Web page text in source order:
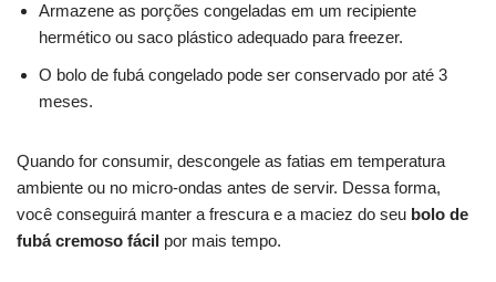
Armazene as porções congeladas em um recipiente
hermético ou saco plástico adequado para freezer.
O bolo de fubá congelado pode ser conservado por até 3
meses.
Quando for consumir, descongele as fatias em temperatura
ambiente ou no micro-ondas antes de servir. Dessa forma,
você conseguirá manter a frescura e a maciez do seu bolo de
fubá cremoso fácil por mais tempo.